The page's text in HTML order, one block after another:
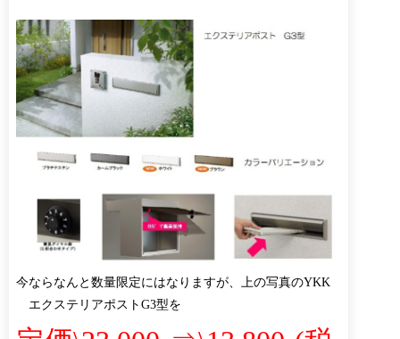
今ならなんと数量限定にはなりますが、上の写真のYKK
エクステリアポストG3型を